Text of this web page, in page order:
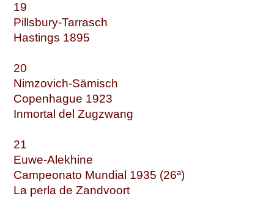
19
Pillsbury-Tarrasch
Hastings 1895
20
Nimzovich-Sämisch
Copenhague 1923
Inmortal del Zugzwang
21
Euwe-Alekhine
Campeonato Mundial 1935 (26ª)
La perla de Zandvoort